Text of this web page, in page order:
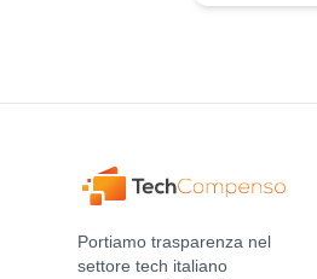
Portiamo trasparenza nel
settore tech italiano